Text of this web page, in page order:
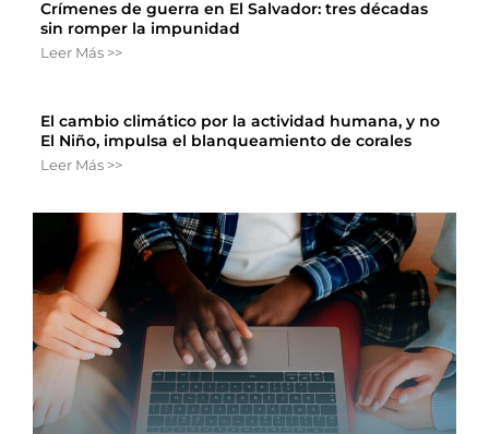
Crímenes de guerra en El Salvador: tres décadas
sin romper la impunidad
Leer Más >>
El cambio climático por la actividad humana, y no
El Niño, impulsa el blanqueamiento de corales
Leer Más >>